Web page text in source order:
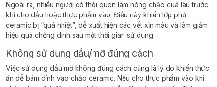
Ngoài ra, nhiều người có thói quen làm nóng chảo quá lâu trước
khi cho dầu hoặc thực phẩm vào. Điều này khiến lớp phủ
ceramic bị “quá nhiệt”, dễ xuất hiện các vết xỉn màu và làm giảm
hiệu quả chống dính sau một thời gian sử dụng.
Không sử dụng dầu/mỡ đúng cách
Việc sử dụng dầu mỡ không đúng cách cũng là lý do khiến thức
ăn dễ bám dính vào chảo ceramic. Nếu cho thực phẩm vào khi